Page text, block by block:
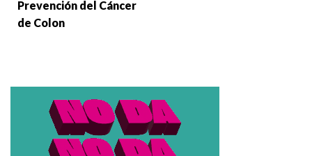
Prevención del Cáncer
de Colon